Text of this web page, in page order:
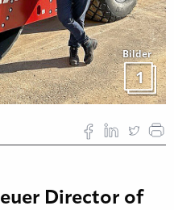
Bilder
1
Director of